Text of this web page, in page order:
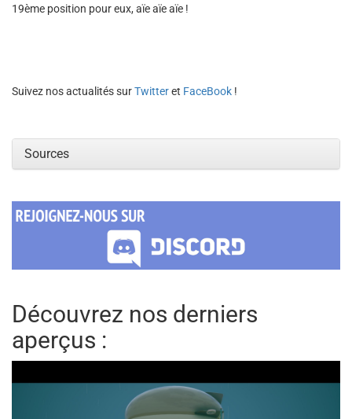
19ème position pour eux, aïe aïe aïe !
Suivez nos actualités surTwitteret FaceBook !
Sources
Découvrez nos derniers
aperçus :